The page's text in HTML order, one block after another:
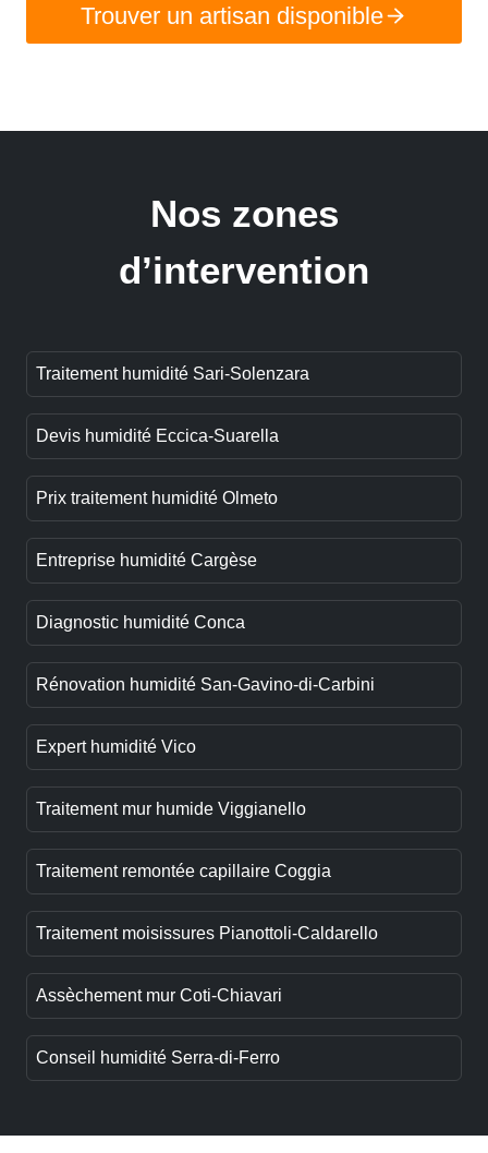
Trouver un artisan disponible
Nos zones
d’intervention
Traitement humidité Sari-Solenzara
Devis humidité Eccica-Suarella
Prix traitement humidité Olmeto
Entreprise humidité Cargèse
Diagnostic humidité Conca
Rénovation humidité San-Gavino-di-Carbini
Expert humidité Vico
Traitement mur humide Viggianello
Traitement remontée capillaire Coggia
Traitement moisissures Pianottoli-Caldarello
Assèchement mur Coti-Chiavari
Conseil humidité Serra-di-Ferro